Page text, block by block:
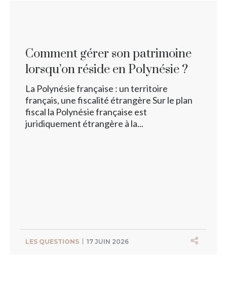
Comment gérer son patrimoine
lorsqu’on réside en Polynésie ?
La Polynésie française : un territoire
français, une fiscalité étrangère Sur le plan
fiscal la Polynésie française est
juridiquement étrangère à la...
LES QUESTIONS 17 JUIN 2026